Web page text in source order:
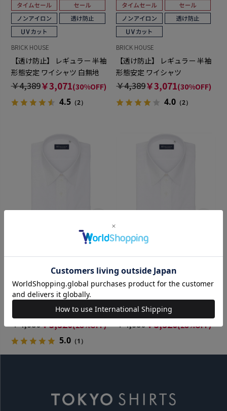
BRICK HOUSE
【透け防止】 レギュラー 半袖
形態安定 ワイシャツ 白無地
￥4,389￥3,071(30%OFF)
4.5（2）
BRICK HOUSE
【透け防止】 レギュラー 半袖
形態安定 ワイシャツ
￥4,389￥3,071(30%OFF)
4.0 （2）
BRICK HOUSE
【透け防止】 レギュラー 半袖
形態安定 ワイシャツ 白無地 大
きいサイズ
￥4,950￥3,520(28%OFF)
5.0（1）
BRICK HOUSE
【透け防止】 レギュラー 半袖
形態安定 ワイシャツ 大きいサ
イズ
￥4,950￥3,520(28%OFF)